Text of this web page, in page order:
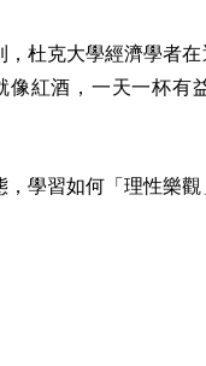
杜克大學經濟學者
紅酒，一天一杯有
學習如何「理性樂觀